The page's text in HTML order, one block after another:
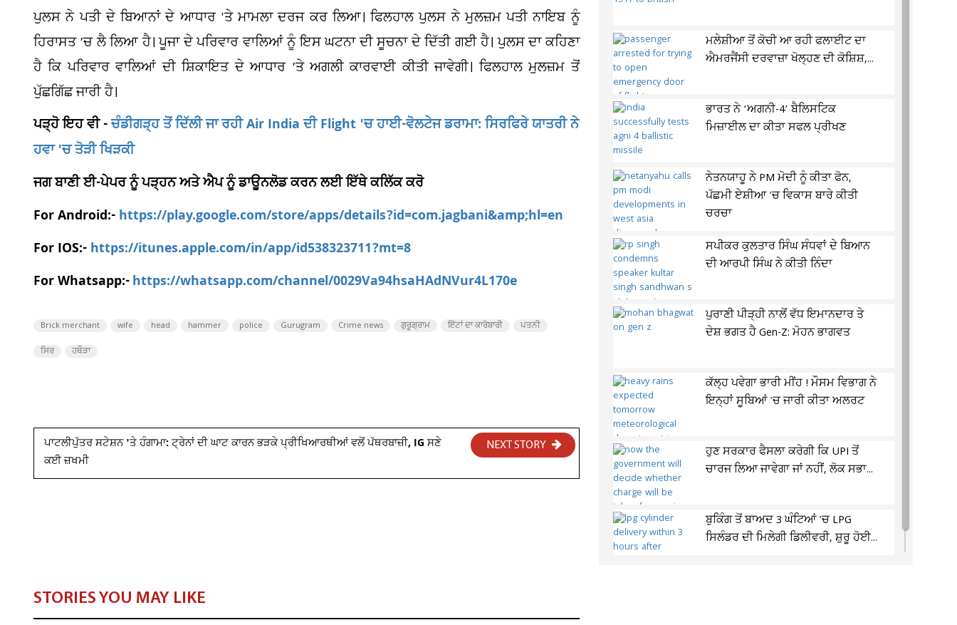
ਪੁਲਸ ਨੇ ਪਤੀ ਦੇ ਬਿਆਨਾਂ ਦੇ ਆਧਾਰ 'ਤੇ ਮਾਮਲਾ ਦਰਜ ਕਰ ਲਿਆ। ਫਿਲਹਾਲ ਪੁਲਸ ਨੇ ਮੁਲਜ਼ਮ ਪਤੀ ਨਾਇਬ ਨੂੰ
ਹਿਰਾਸਤ ’ਚ ਲੈ ਲਿਆ ਹੈ। ਪੂਜਾ ਦੇ ਪਰਿਵਾਰ ਵਾਲਿਆਂ ਨੂੰ ਇਸ ਘਟਨਾ ਦੀ ਸੂਚਨਾ ਦੇ ਦਿੱਤੀ ਗਈ ਹੈ। ਪੁਲਸ ਦਾ ਕਹਿਣਾ
ਹੈ ਕਿ ਪਰਿਵਾਰ ਵਾਲਿਆਂ ਦੀ ਸ਼ਿਕਾਇਤ ਦੇ ਆਧਾਰ ’ਤੇ ਅਗਲੀ ਕਾਰਵਾਈ ਕੀਤੀ ਜਾਵੇਗੀ। ਫਿਲਹਾਲ ਮੁਲਜ਼ਮ ਤੋਂ
ਪੁੱਛਗਿੱਛ ਜਾਰੀ ਹੈ।
ਪੜ੍ਹੋ ਇਹ ਵੀ -ਚੰਡੀਗੜ੍ਹ ਤੋਂ ਦਿੱਲੀ ਜਾ ਰਹੀ Air India ਦੀ Flight 'ਚ ਹਾਈ-ਵੋਲਟੇਜ ਡਰਾਮਾ: ਸਿਰਫਿਰੇ ਯਾਤਰੀ ਨੇ
ਹਵਾ 'ਚ ਤੋੜੀ ਖਿੜਕੀ
ਜਗ ਬਾਣੀ ਈ-ਪੇਪਰ ਨੂੰ ਪੜ੍ਹਨ ਅਤੇ ਐਪ ਨੂੰ ਡਾਊਨਲੋਡ ਕਰਨ ਲਈ ਇੱਥੇ ਕਲਿੱਕ ਕਰੋ
For Android:-https://play.google.com/store/apps/details?id=com.jagbani&amp;hl=en
For IOS:-https://itunes.apple.com/in/app/id538323711?mt=8
For Whatsapp:-https://whatsapp.com/channel/0029Va94hsaHAdNVur4L170e
Brick merchant wife head hammer police Gurugram Crime news ਗੁਰੂਗ੍ਰਾਮ ਇੱਟਾਂ ਦਾ ਕਾਰੋਬਾਰੀ ਪਤਨੀ
ਸਿਰ ਹਥੌੜਾ
ਪਾਟਲੀਪੁੱਤਰ ਸਟੇਸ਼ਨ 'ਤੇ ਹੰਗਾਮਾ: ਟ੍ਰੇਨਾਂ ਦੀ ਘਾਟ ਕਾਰਨ ਭੜਕੇ ਪ੍ਰੀਖਿਆਰਥੀਆਂ ਵਲੋਂ ਪੱਥਰਬਾਜ਼ੀ, IG ਸਣੇ
ਕਈ ਜ਼ਖਮੀ
NEXT STORY
STORIES YOU MAY LIKE
ਮਲੇਸ਼ੀਆ ਤੋਂ ਕੋਚੀ ਆ ਰਹੀ ਫਲਾਈਟ ਦਾ
ਐਮਰਜੈਂਸੀ ਦਰਵਾਜ਼ਾ ਖੋਲ੍ਹਣ ਦੀ ਕੋਸ਼ਿਸ਼,...
ਭਾਰਤ ਨੇ ‘ਅਗਨੀ-4’ ਬੈਲਿਸਟਿਕ
ਮਿਜ਼ਾਈਲ ਦਾ ਕੀਤਾ ਸਫਲ ਪ੍ਰੀਖਣ
ਨੇਤਨਯਾਹੂ ਨੇ PM ਮੋਦੀ ਨੂੰ ਕੀਤਾ ਫੋਨ,
ਪੱਛਮੀ ਏਸ਼ੀਆ 'ਚ ਵਿਕਾਸ ਬਾਰੇ ਕੀਤੀ
ਚਰਚਾ
ਸਪੀਕਰ ਕੁਲਤਾਰ ਸਿੰਘ ਸੰਧਵਾਂ ਦੇ ਬਿਆਨ
ਦੀ ਆਰਪੀ ਸਿੰਘ ਨੇ ਕੀਤੀ ਨਿੰਦਾ
ਪੁਰਾਣੀ ਪੀੜ੍ਹੀ ਨਾਲੋਂ ਵੱਧ ਇਮਾਨਦਾਰ ਤੇ
ਦੇਸ਼ ਭਗਤ ਹੈ Gen-Z: ਮੋਹਨ ਭਾਗਵਤ
ਕੱਲ੍ਹ ਪਵੇਗਾ ਭਾਰੀ ਮੀਂਹ ! ਮੌਸਮ ਵਿਭਾਗ ਨੇ
ਇਨ੍ਹਾਂ ਸੂਬਿਆਂ 'ਚ ਜਾਰੀ ਕੀਤਾ ਅਲਰਟ
ਹੁਣ ਸਰਕਾਰ ਫੈਸਲਾ ਕਰੇਗੀ ਕਿ UPI ਤੋਂ
ਚਾਰਜ ਲਿਆ ਜਾਵੇਗਾ ਜਾਂ ਨਹੀਂ, ਲੋਕ ਸਭਾ...
ਬੁਕਿੰਗ ਤੋਂ ਬਾਅਦ 3 ਘੰਟਿਆਂ 'ਚ LPG
ਸਿਲੰਡਰ ਦੀ ਮਿਲੇਗੀ ਡਿਲੀਵਰੀ, ਸ਼ੁਰੂ ਹੋਈ...